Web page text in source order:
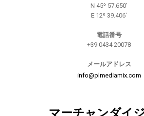
N 45º 57.650'
E 12º 39.406'
電話番号
+39 0434 20078
メールアドレス
info@plmediamix.com
マーチャンダイ